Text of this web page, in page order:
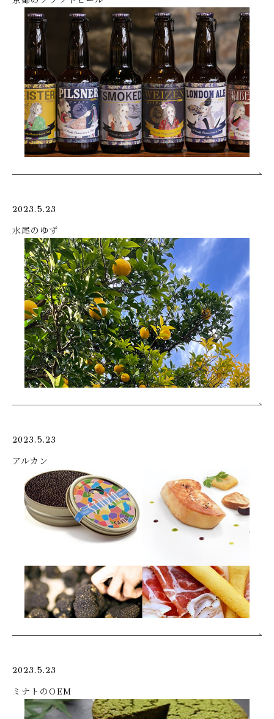
2023.5.23
水尾のゆず
2023.5.23
アルカン
2023.5.23
ミナトのOEM